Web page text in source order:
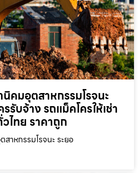
นิคมอุตสาหกรรมโรจนะ
รับจ้าง รถแม็คโครให้เช่า
ไทย ราคาถูก
สาหกรรมโรจนะ ระยอ